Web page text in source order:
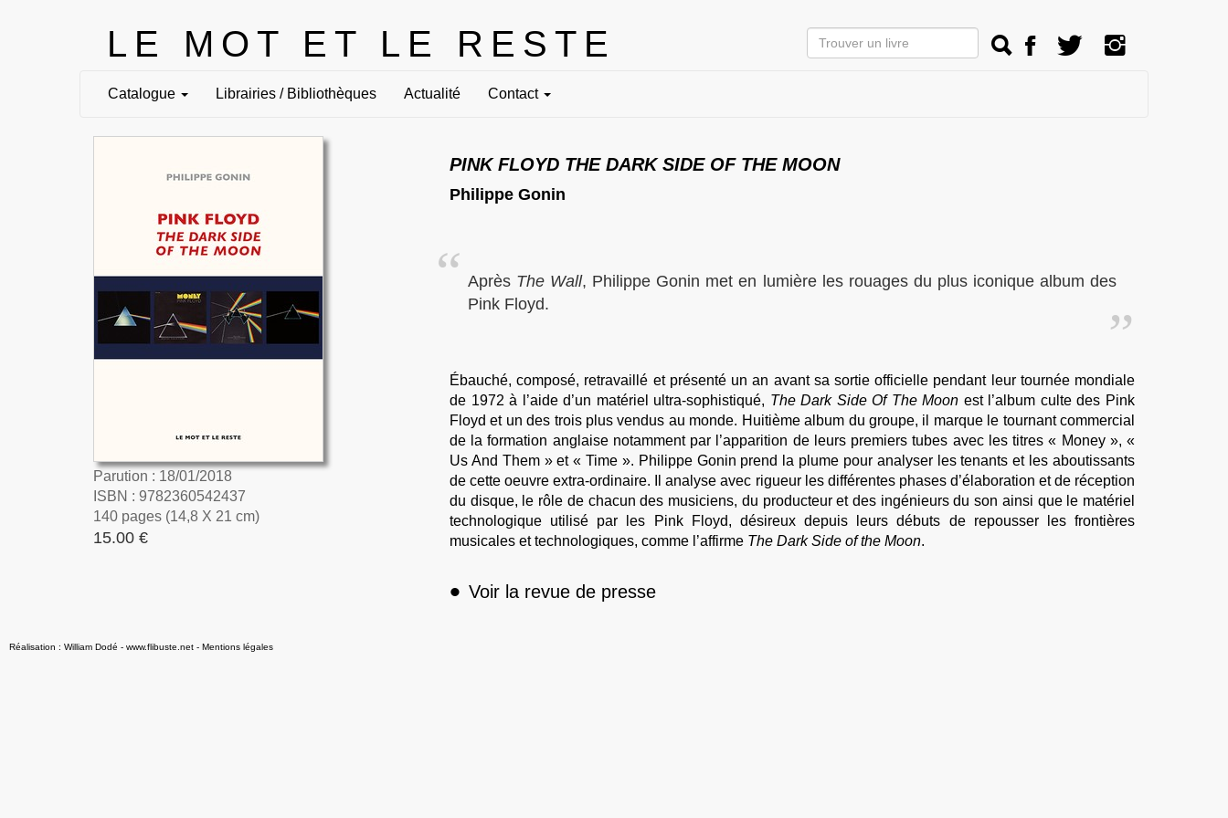
LE MOT ET LE RESTE
Catalogue Librairies / Bibliothèques Actualité Contact
Parution : 18/01/2018
ISBN : 9782360542437
140 pages (14,8 X 21 cm)
15.00 €
PINK FLOYD THE DARK SIDE OF THE MOON
Philippe Gonin
Après The Wall, Philippe Gonin met en lumière les rouages du plus iconique album des
Pink Floyd.
Ébauché, composé, retravaillé et présenté un an avant sa sortie officielle pendant leur tournée mondiale
de 1972 à l’aide d’un matériel ultra-sophistiqué, The Dark Side Of The Moon est l’album culte des Pink
Floyd et un des trois plus vendus au monde. Huitième album du groupe, il marque le tournant commercial
de la formation anglaise notamment par l’apparition de leurs premiers tubes avec les titres « Money », «
Us And Them » et « Time ». Philippe Gonin prend la plume pour analyser les tenants et les aboutissants
de cette oeuvre extra-ordinaire. Il analyse avec rigueur les différentes phases d’élaboration et de réception
du disque, le rôle de chacun des musiciens, du producteur et des ingénieurs du son ainsi que le matériel
technologique utilisé par les Pink Floyd, désireux depuis leurs débuts de repousser les frontières
musicales et technologiques, comme l’affirme The Dark Side of the Moon.
• Voir la revue de presse
Réalisation : William Dodé - www.flibuste.net - Mentions légales